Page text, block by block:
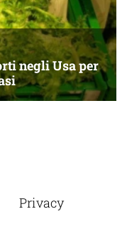
Privacy